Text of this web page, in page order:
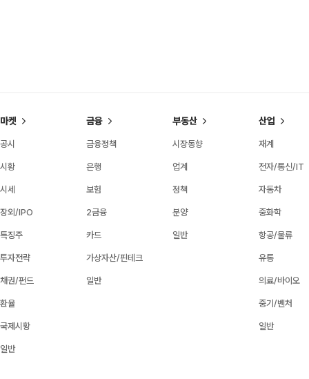
마켓
공시
시황
시세
장외/IPO
특징주
투자전략
채권/펀드
환율
국제시황
일반
금융
금융정책
은행
보험
2금융
카드
가상자산/핀테크
일반
부동산
시장동향
업계
정책
분양
일반
산업
재계
전자/통신/IT
자동차
중화학
항공/물류
유통
의료/바이오
중기/벤처
일반